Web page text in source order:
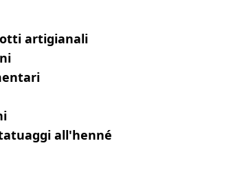
artigianali
all'henné